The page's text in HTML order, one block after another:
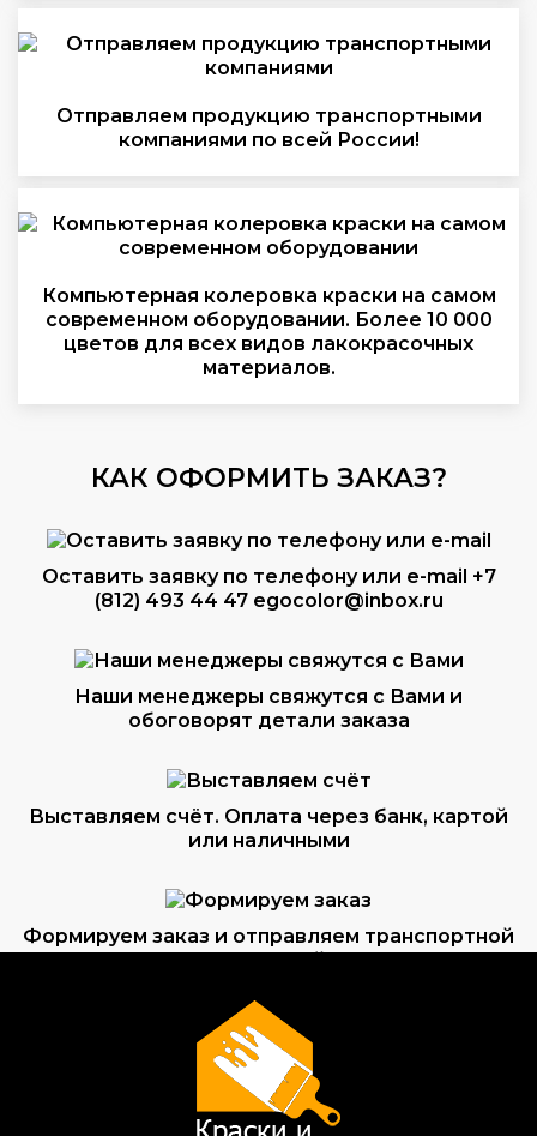
Отправляем продукцию транспортными
компаниями по всей России!
Компьютерная колеровка краски на самом
современном оборудовании. Более 10 000
цветов для всех видов лакокрасочных
материалов.
КАК ОФОРМИТЬ ЗАКАЗ?
Оставить заявку по телефону или e-mail +7
(812) 493 44 47 egocolor@inbox.ru
Наши менеджеры свяжутся с Вами и
обоговорят детали заказа
Выставляем счёт. Оплата через банк, картой
или наличными
Формируем заказ и отправляем транспортной
компанией
ВОПРОС-ОТВЕТ